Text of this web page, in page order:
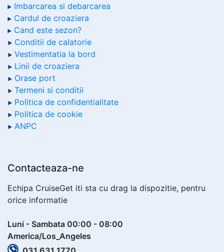
Imbarcarea si debarcarea
Cardul de croaziera
Cand este sezon?
Conditii de calatorie
Vestimentatia la bord
Linii de croaziera
Orase port
Termeni si conditii
Politica de confidentialitate
Politica de cookie
ANPC
Contacteaza-ne
Echipa CruiseGet iti sta cu drag la dispozitie, pentru
orice informatie
Luni - Sambata 00:00 - 08:00
America/Los_Angeles